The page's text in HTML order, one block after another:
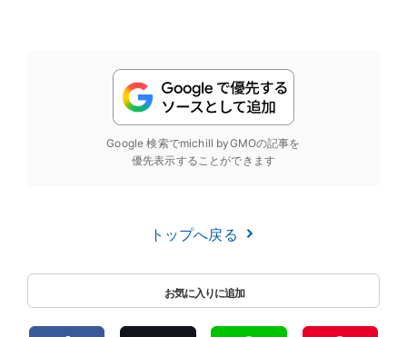
Google 検索でmichill byGMOの記事を
優先表示することができます
トップへ戻る